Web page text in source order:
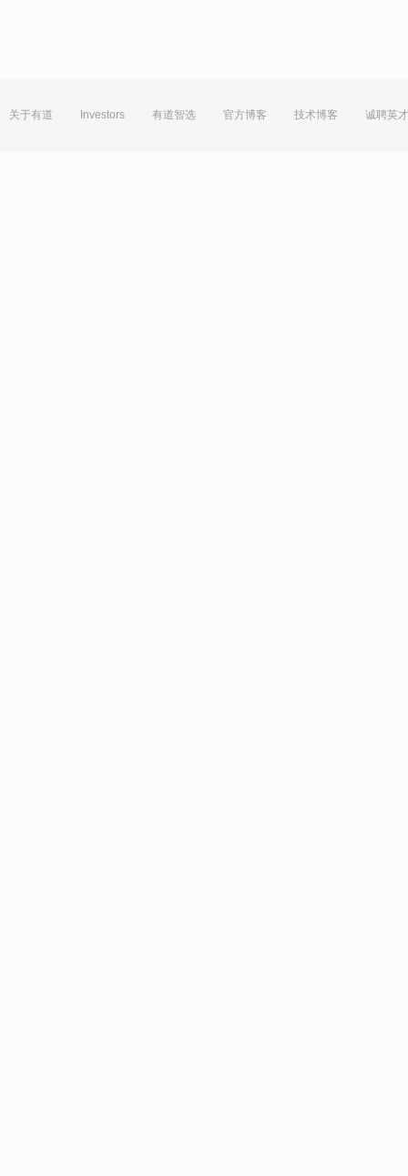
关于有道 Investors 有道智选 官方博客 技术博客 诚聘英才